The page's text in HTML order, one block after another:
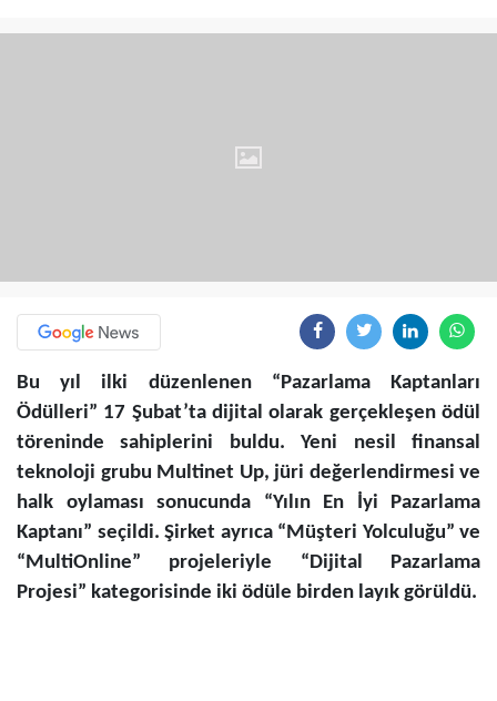
Bu yıl ilki düzenlenen “Pazarlama Kaptanları
Ödülleri” 17 Şubat’ta dijital olarak gerçekleşen ödül
töreninde sahiplerini buldu. Yeni nesil finansal
teknoloji grubu Multinet Up, jüri değerlendirmesi ve
halk oylaması sonucunda “Yılın En İyi Pazarlama
Kaptanı” seçildi. Şirket ayrıca “Müşteri Yolculuğu” ve
“MultiOnline” projeleriyle “Dijital Pazarlama
Projesi” kategorisinde iki ödüle birden layık görüldü.